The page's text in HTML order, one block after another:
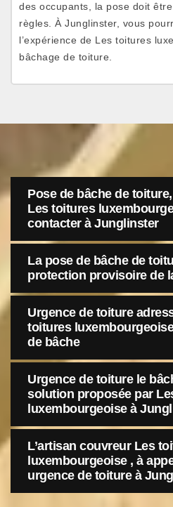
des occupants, la pose doit
règles. À Junglinster, vous
l’expérience de Les toitures
bâchage de toiture.
Pose de bâche de
Les toitures
contacter à Junglinster
La pose de bâche de
protection provisoire de
Urgence de toiture
toitures
de bâche
Urgence de toiture le
solution proposée par
luxembourgeoise à
L’artisan couvreur Les
luxembourgeoise , à
urgence de toiture à